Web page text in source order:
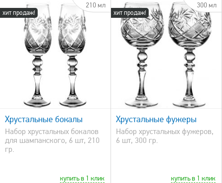
хит продаж!
210 мл
Хрустальные бокалы
Набор хрустальных бокалов
для шампанского, 6 шт, 210
гр.
купить в 1 клик
хит продаж!
300 мл
быстрый просмотр
Хрустальные фужеры
Набор хрустальных фужеров,
6 шт, 300 гр.
купить в 1 клик